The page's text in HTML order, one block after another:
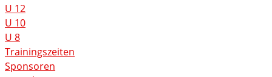
U 12
U 10
U 8
Trainingszeiten
Sponsoren